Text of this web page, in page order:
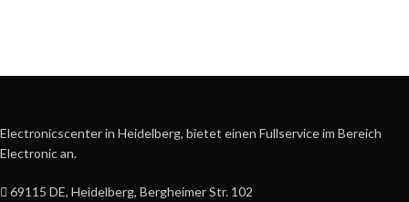
Electronicscenter in Heidelberg, bietet einen Fullservice im Bereich
Electronic an.
69115 DE, Heidelberg, Bergheimer Str. 102